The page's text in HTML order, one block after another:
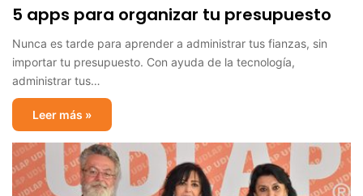
5 apps para organizar tu presupuesto
Nunca es tarde para aprender a administrar tus fianzas, sin
importar tu presupuesto. Con ayuda de la tecnología,
administrar tus…
Leer más »